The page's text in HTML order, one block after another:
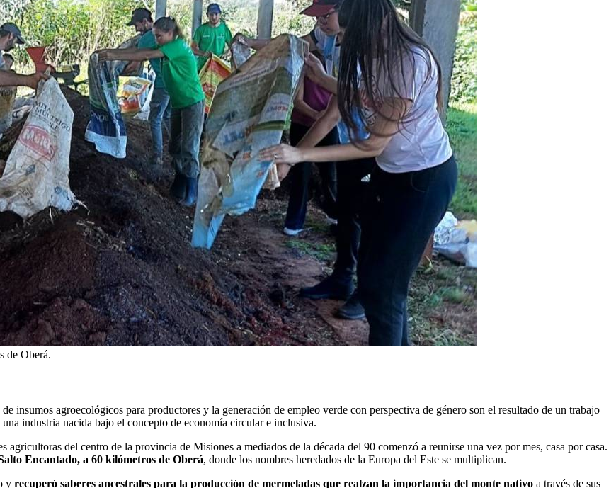
de Oberá.
insumos agroecológicos para productores y la generación de empleo verde con perspectiva de género son el resultado de un trabajo
una industria nacida bajo el concepto de economía circular e inclusiva.
del centro de la provincia de Misiones a mediados de la década del 90 comenzó a reunirse una vez por mes, casa por casa.
Encantado, a 60 kilómetros de Oberá, donde los nombres heredados de la Europa del Este se multiplican.
y recuperó saberes ancestrales para la producción de mermeladas que realzan la importancia del monte nativo a través de sus